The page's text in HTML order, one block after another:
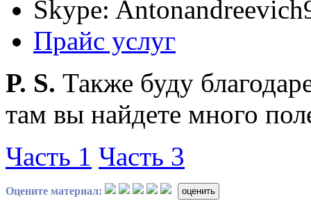
Skype:
Прайс услуг
P. S. Также буду
там вы найдете много
Часть 1 Часть 3
Оцените материал: оценить